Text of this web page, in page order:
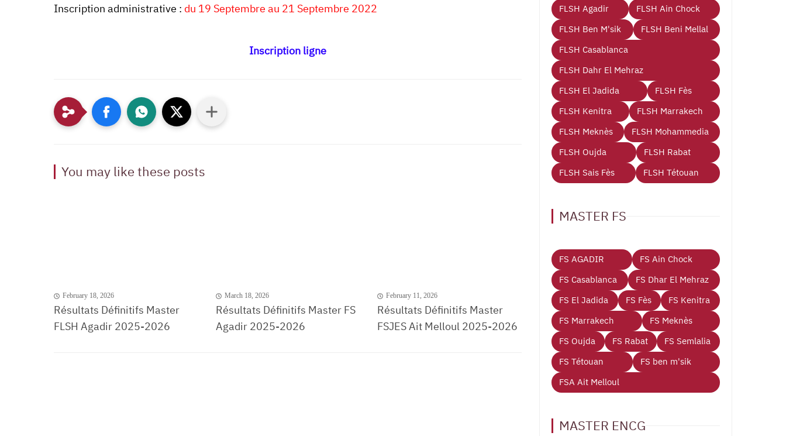
Inscription administrative : du 19 Septembre au 21 Septembre 2022
Inscription ligne
You may like these posts
February 18, 2026
Résultats Définitifs Master
FLSH Agadir 2025-2026
March 18, 2026
Résultats Définitifs Master FS
Agadir 2025-2026
February 11, 2026
Résultats Définitifs Master
FSJES Ait Melloul 2025-2026
FLSH Agadir
FLSH Ain Chock
FLSH Ben M'sik
FLSH Beni Mellal
FLSH Casablanca
FLSH Dahr El Mehraz
FLSH El Jadida
FLSH Fès
FLSH Kenitra
FLSH Marrakech
FLSH Meknès
FLSH Mohammedia
FLSH Oujda
FLSH Rabat
FLSH Sais Fès
FLSH Tétouan
MASTER FS
FS AGADIR
FS Ain Chock
FS Casablanca
FS Dhar El Mehraz
FS El Jadida
FS Fès
FS Kenitra
FS Marrakech
FS Meknès
FS Oujda
FS Rabat
FS Semlalia
FS Tétouan
FS ben m'sik
FSA Ait Melloul
MASTER ENCG